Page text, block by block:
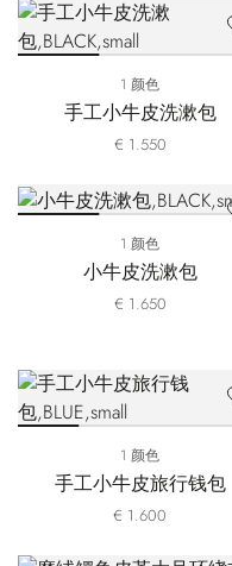
1 颜色
手工小牛皮洗漱包
€ 1.550
1 颜色
小牛皮洗漱包
€ 1.650
1 颜色
手工小牛皮旅行钱包
€ 1.600